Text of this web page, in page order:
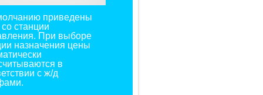
приведены
станции
При выборе
назначения цены
в
с ж/д